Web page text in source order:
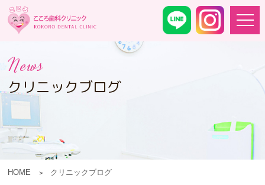
News
クリニックブログ
HOME クリニックブログ